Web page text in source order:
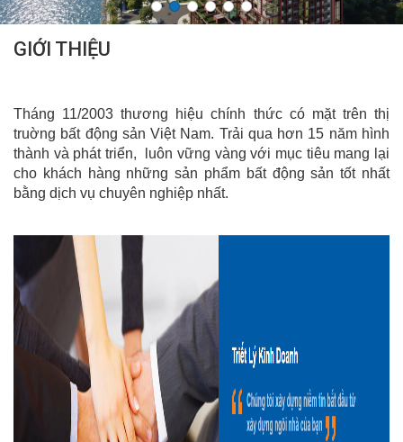
GIỚI THIỆU
Tháng 11/2003 thương hiệu chính thức có mặt trên thị
truờng bất động sản Việt Nam. Trải qua hơn 15 năm hình
thành và phát triển, luôn vững vàng với mục tiêu mang lại
cho khách hàng những sản phẩm bất động sản tốt nhất
bằng dịch vụ chuyên nghiệp nhất.